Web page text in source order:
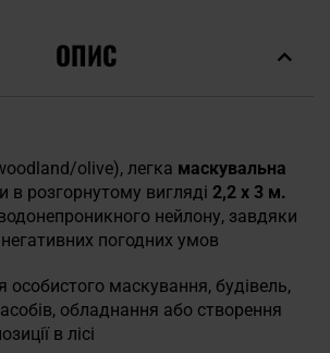
ОПИС
olive), легка маскувальна
в розгорнутому вигляді 2,2 x 3 м.
нейлону, завдяки
погодних умов
особистого маскування, будівель,
обладнання або створення
в лісі